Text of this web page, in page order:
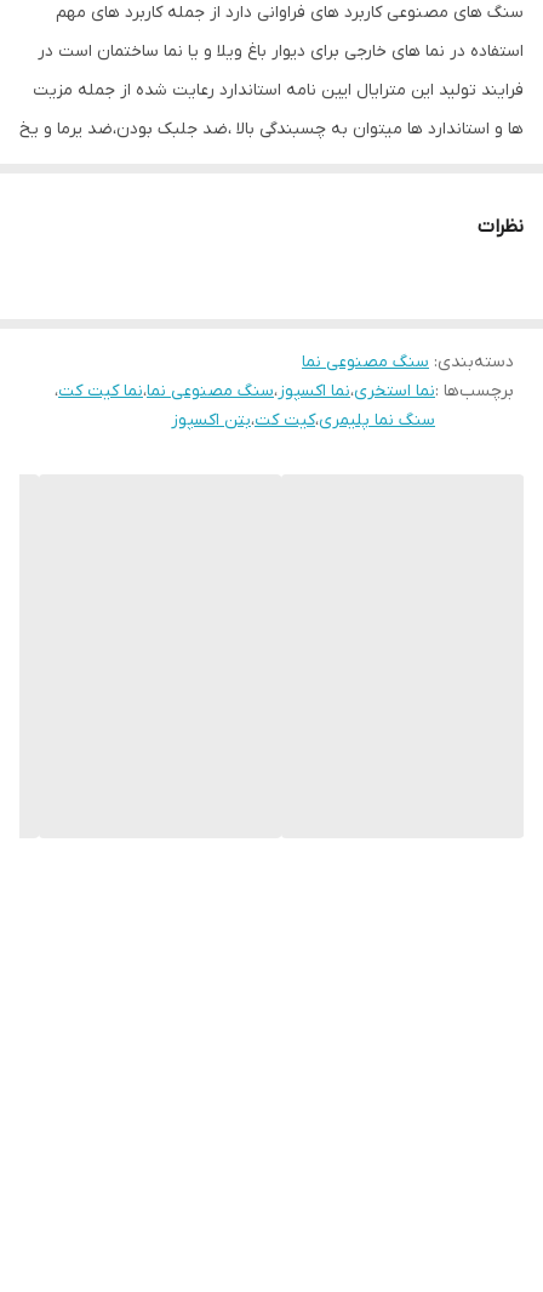
سنگ های مصنوعی کاربرد های فراوانی دارد از جمله کاربرد های مهم
استفاده در نما های خارجی برای دیوار باغ ویلا و یا نما ساختمان است در
فرایند تولید این مترایال ایین نامه استاندارد رعایت شده از جمله مزیت
ها و استاندارد ها میتوان به چسبندگی بالا ،ضد جلبک بودن،ضد یرما و یخ
نظرات
دسته‌بندی: سنگ مصنوعی نما
برچسب‌ها :نما استخری،نما اکسپوز،سنگ مصنوعی نما،نما کیت کت،
سنگ نما پلیمری،کیت کت،بتن اکسپوز